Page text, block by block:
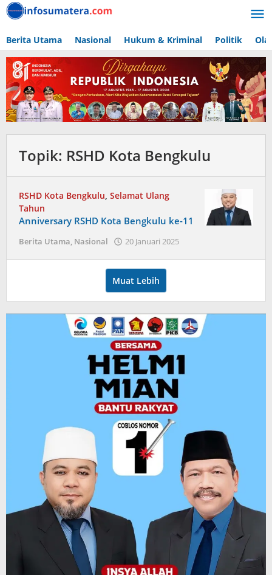
Lewati
ke
Berita Utama Nasional Hukum & Kriminal Politik
Topik: RSHD Kota Bengkulu
RSHD Kota Bengkulu, Selamat Ulang
Tahun
Anniversary RSHD Kota Bengkulu ke-11
Berita Utama, Nasional 20 Januari 2025
Muat Lebih